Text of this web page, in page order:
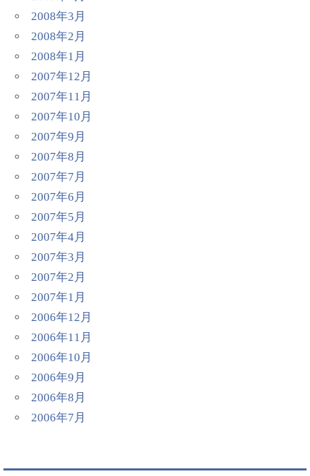
2008年3月
2008年2月
2008年1月
2007年12月
2007年11月
2007年10月
2007年9月
2007年8月
2007年7月
2007年6月
2007年5月
2007年4月
2007年3月
2007年2月
2007年1月
2006年12月
2006年11月
2006年10月
2006年9月
2006年8月
2006年7月